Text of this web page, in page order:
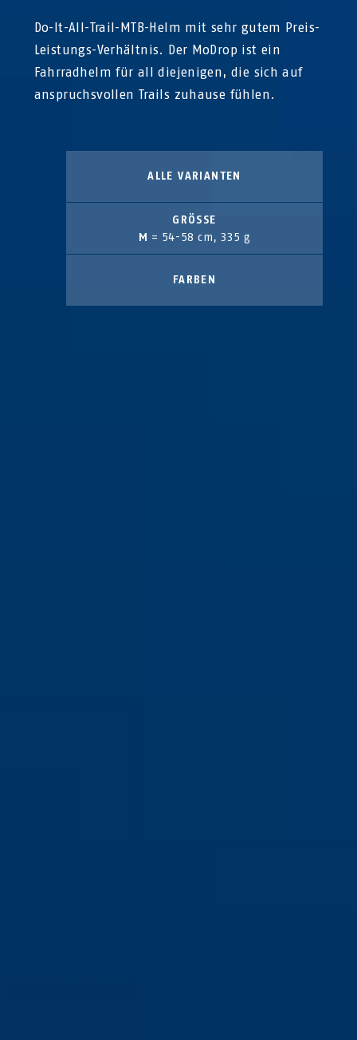
Do-It-All-Trail-MTB-Helm mit sehr gutem Preis-
Leistungs-Verhältnis. Der MoDrop ist ein
Fahrradhelm für all diejenigen, die sich auf
anspruchsvollen Trails zuhause fühlen.
ALLE VARIANTEN
GRÖSSE
M = 54-58 cm, 335 g
FARBEN